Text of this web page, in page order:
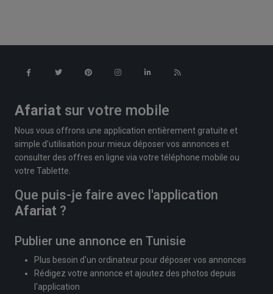
Afariat sur votre mobile
Nous vous offrons une application entièrement gratuite et
simple d'utilisation pour mieux déposer vos annonces et
consulter des offres en ligne via votre téléphone mobile ou
votre Tablette.
Que puis-je faire avec l'application
Afariat ?
Publier une annonce en Tunisie
Plus besoin d'un ordinateur pour déposer vos annonces
Rédigez votre annonce et ajoutez des photos depuis
l'application